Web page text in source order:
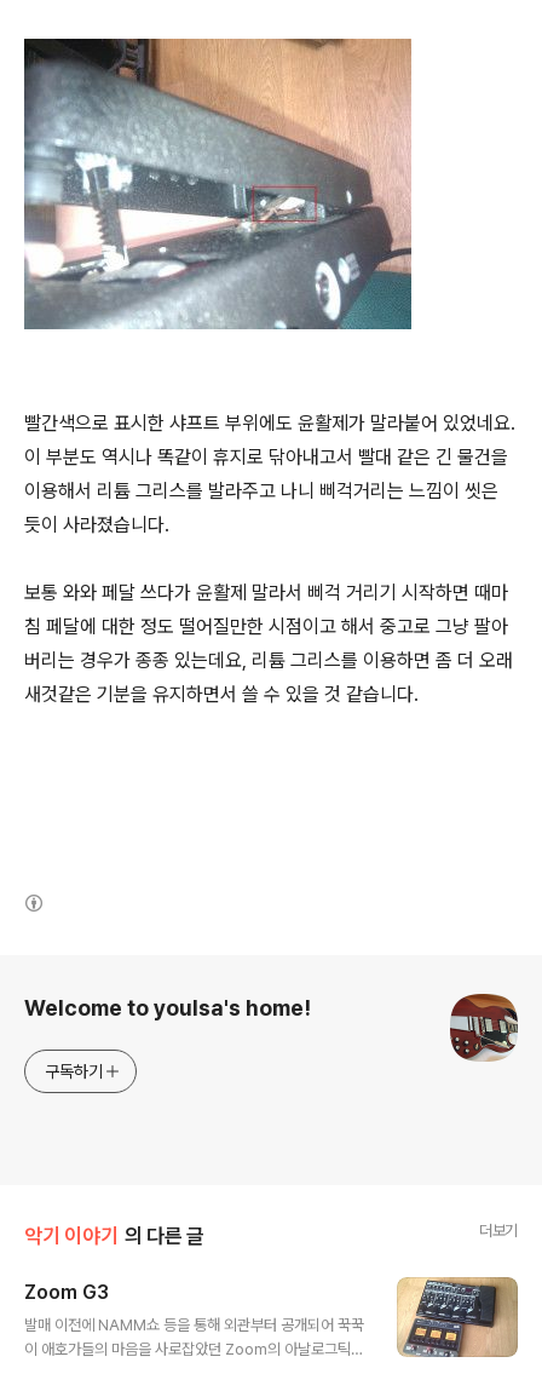
빨간색으로 표시한 샤프트 부위에도 윤활제가 말라붙어 있었네요.
이 부분도 역시나 똑같이 휴지로 닦아내고서 빨대 같은 긴 물건을
이용해서 리튬 그리스를 발라주고 나니 삐걱거리는 느낌이 씻은
듯이 사라졌습니다.
보통 와와 페달 쓰다가 윤활제 말라서 삐걱 거리기 시작하면 때마
침 페달에 대한 정도 떨어질만한 시점이고 해서 중고로 그냥 팔아
버리는 경우가 종종 있는데요, 리튬 그리스를 이용하면 좀 더 오래
새것같은 기분을 유지하면서 쓸 수 있을 것 같습니다.
Welcome to youlsa's home!
구독하기
악기 이야기 의 다른 글 더보기
Zoom G3
발매 이전에 NAMM쇼 등을 통해 외관부터 공개되어 꾹꾹
이 애호가들의 마음을 사로잡았던 Zoom의 아날로그틱한